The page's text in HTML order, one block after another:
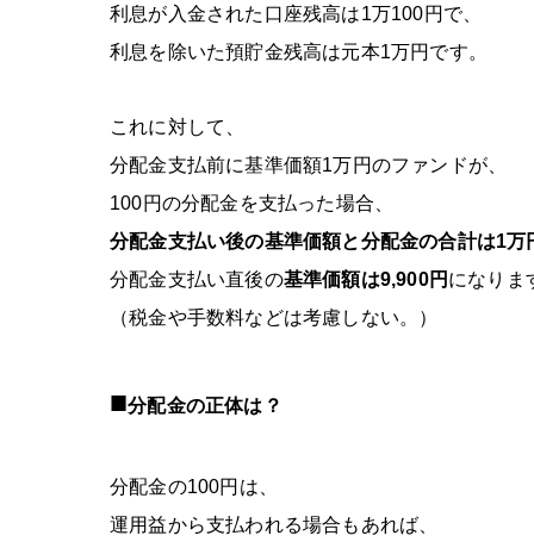
利息が入金された口座残高は1万100円で、
利息を除いた預貯金残高は元本1万円です。
これに対して、
分配金支払前に基準価額1万円のファンドが、
100円の分配金を支払った場合、
分配金支払い後の基準価額と分配金の合計は1万
分配金支払い直後の基準価額は9,900円 になりま
（税金や手数料などは考慮しない。）
■分配金の正体は？
分配金の100円は、
運用益から支払われる場合もあれば、